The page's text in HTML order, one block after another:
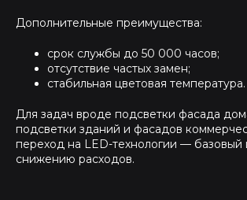
Дополнительные преимущества:
срок службы до 50 000 часов;
отсутствие частых замен;
стабильная цветовая температура.
Для задач вроде подсветки фасада
подсветки зданий и фасадов
переход на LED-технологии — базовый
снижению расходов.